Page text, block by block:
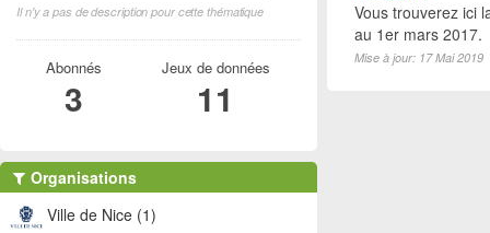
Vous trouverez ici
au 1er mars 2017.
Mise à jour: 17 Mai 2019
Il n'y a pas de description pour cette thématique
Abonnés
3
Jeux de données
11
Organisations
Ville de Nice (1)